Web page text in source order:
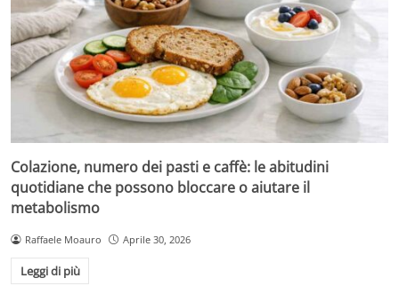
Colazione, numero dei pasti e caffè: le abitudini
quotidiane che possono bloccare o aiutare il
metabolismo
Raffaele Moauro Aprile 30, 2026
Leggi di più